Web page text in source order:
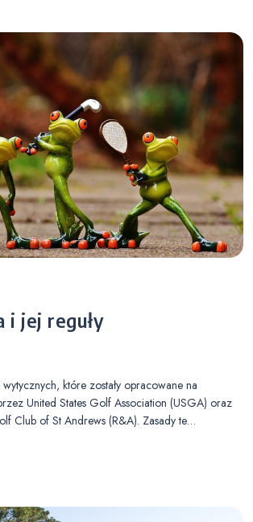
i jej reguły
które zostały opracowane na
United States Golf Association (USGA) oraz
Club of St Andrews (R&A). Zasady te…